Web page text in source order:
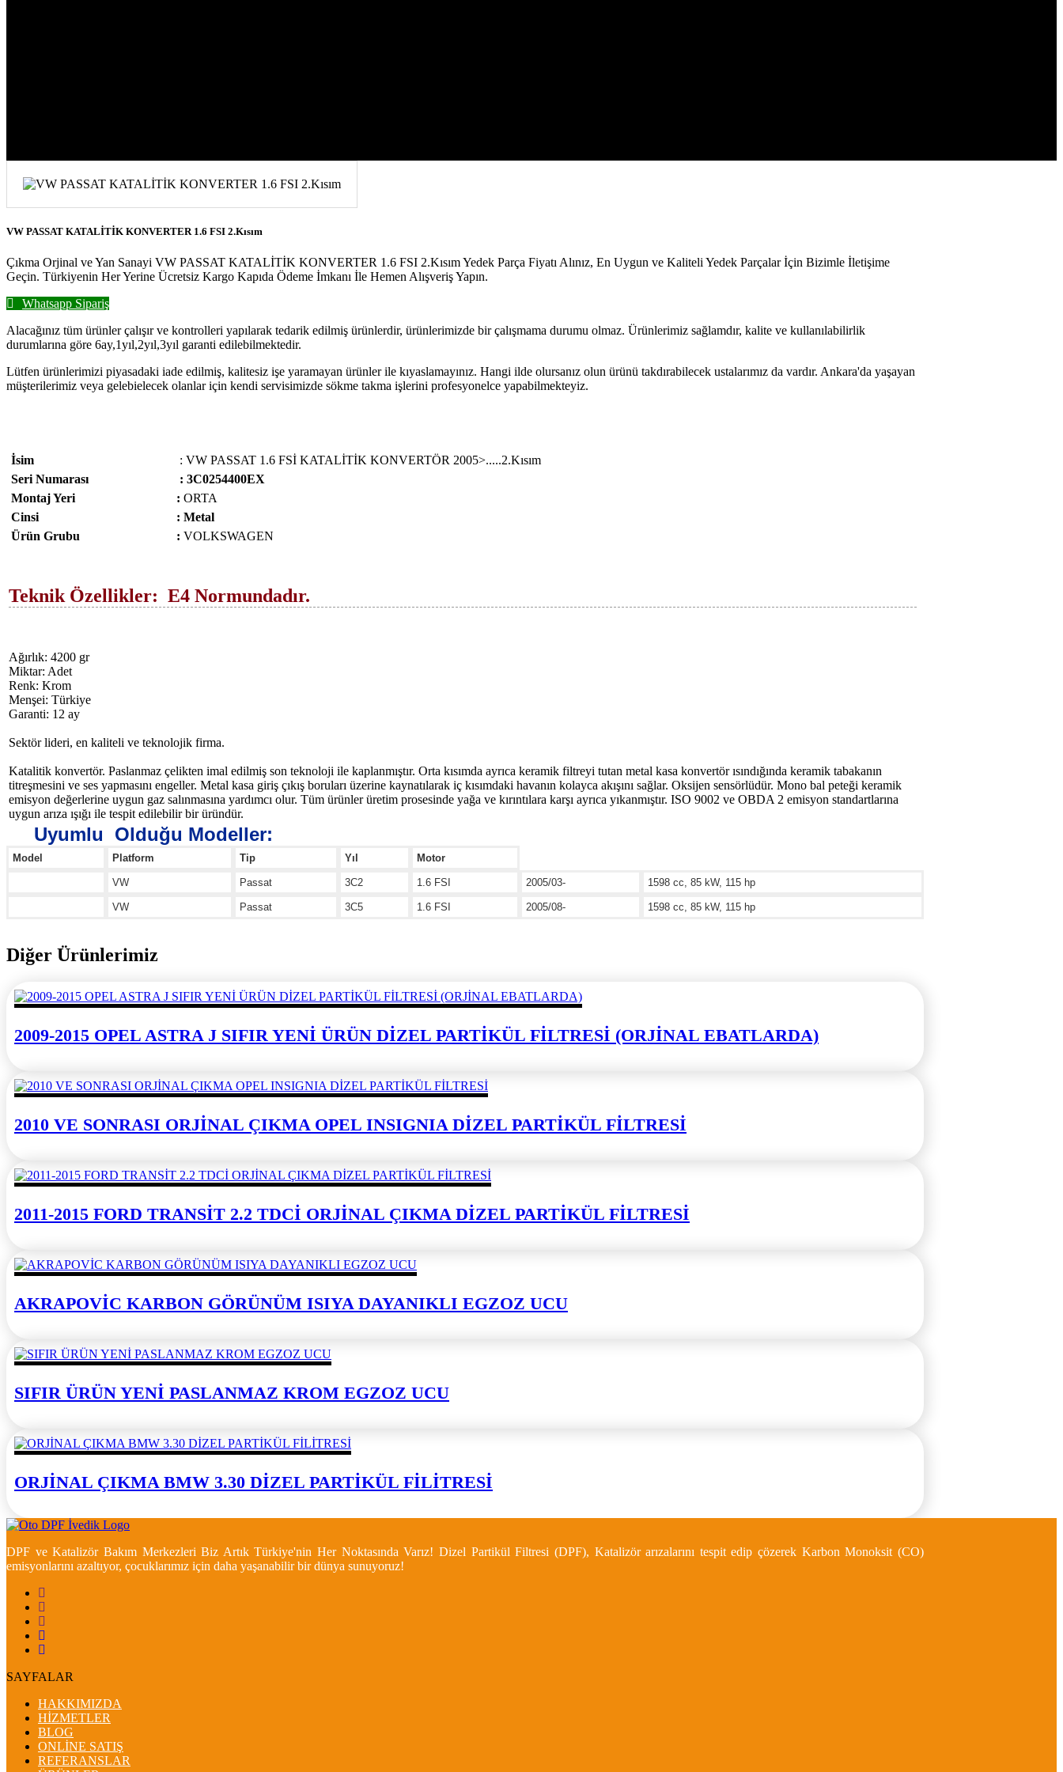
VW PASSAT KATALİTİK KONVERTER 1.6 FSI 2.Kısım
Çıkma Orjinal ve Yan Sanayi VW PASSAT KATALİTİK KONVERTER 1.6 FSI 2.Kısım Yedek Parça Fiyatı Alınız, En Uygun ve Kaliteli Yedek Parçalar İçin Bizimle İletişime
Geçin. Türkiyenin Her Yerine Ücretsiz Kargo Kapıda Ödeme İmkanı İle Hemen Alışveriş Yapın.
Whatsapp Sipariş
Alacağınız tüm ürünler çalışır ve kontrolleri yapılarak tedarik edilmiş ürünlerdir, ürünlerimizde bir çalışmama durumu olmaz. Ürünlerimiz sağlamdır, kalite ve kullanılabilirlik
durumlarına göre 6ay,1yıl,2yıl,3yıl garanti edilebilmektedir.
Lütfen ürünlerimizi piyasadaki iade edilmiş, kalitesiz işe yaramayan ürünler ile kıyaslamayınız. Hangi ilde olursanız olun ürünü takdırabilecek ustalarımız da vardır. Ankara'da yaşayan
müşterilerimiz veya gelebielecek olanlar için kendi servisimizde sökme takma işlerini profesyonelce yapabilmekteyiz.
İsim
: VW PASSAT 1.6 FSİ KATALİTİK KONVERTÖR 2005>.....2.Kısım
Seri Numarası
: 3C0254400EX
Montaj Yeri
: ORTA
Cinsi
: Metal
Ürün Grubu
: VOLKSWAGEN
Teknik Özellikler: E4 Normundadır.
Ağırlık: 4200 gr
Miktar: Adet
Renk: Krom
Menşei: Türkiye
Garanti: 12 ay
Sektör lideri, en kaliteli ve teknolojik firma.
Katalitik konvertör. Paslanmaz çelikten imal edilmiş son teknoloji ile kaplanmıştır. Orta kısımda ayrıca keramik filtreyi tutan metal kasa konvertör ısındığında keramik tabakanın
titreşmesini ve ses yapmasını engeller. Metal kasa giriş çıkış boruları üzerine kaynatılarak iç kısımdaki havanın kolayca akışını sağlar. Oksijen sensörlüdür. Mono bal peteği keramik
emisyon değerlerine uygun gaz salınmasına yardımcı olur. Tüm ürünler üretim prosesinde yağa ve kırıntılara karşı ayrıca yıkanmıştır. ISO 9002 ve OBDA 2 emisyon standartlarına
uygun arıza ışığı ile tespit edilebilir bir üründür.
Uyumlu Olduğu Modeller:
Model Platform Tip Yıl Motor
VW Passat 3C2 1.6 FSI 2005/03- 1598 cc, 85 kW, 115 hp
VW Passat 3C5 1.6 FSI 2005/08- 1598 cc, 85 kW, 115 hp
Diğer Ürünlerimiz
2009-2015 OPEL ASTRA J SIFIR YENİ ÜRÜN DİZEL PARTİKÜL FİLTRESİ (ORJİNAL EBATLARDA)
2010 VE SONRASI ORJİNAL ÇIKMA OPEL INSIGNIA DİZEL PARTİKÜL FİLTRESİ
2011-2015 FORD TRANSİT 2.2 TDCİ ORJİNAL ÇIKMA DİZEL PARTİKÜL FİLTRESİ
AKRAPOVİC KARBON GÖRÜNÜM ISIYA DAYANIKLI EGZOZ UCU
SIFIR ÜRÜN YENİ PASLANMAZ KROM EGZOZ UCU
ORJİNAL ÇIKMA BMW 3.30 DİZEL PARTİKÜL FİLİTRESİ
DPF ve Katalizör Bakım Merkezleri Biz Artık Türkiye'nin Her Noktasında Varız! Dizel Partikül Filtresi (DPF), Katalizör arızalarını tespit edip çözerek Karbon Monoksit (CO)
emisyonlarını azaltıyor, çocuklarımız için daha yaşanabilir bir dünya sunuyoruz!
SAYFALAR
HAKKIMIZDA
HİZMETLER
BLOG
ONLİNE SATIŞ
REFERANSLAR